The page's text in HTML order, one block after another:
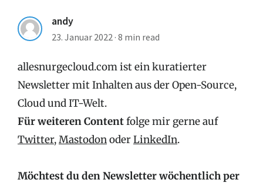
andy
23. Januar 2022 · 8 min read
allesnurgecloud.com ist ein kuratierter
Newsletter mit Inhalten aus der Open-Source,
Cloud und IT-Welt.
Für weiteren Contentfolge mir gerne auf
Twitter,MastodonoderLinkedIn.
Möchtest du den Newsletter wöchentlich per